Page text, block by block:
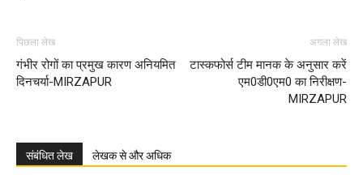
पिछला लेख
गंभीर रोगों का प्रमुख कारण अनियमित
दिनचर्या-MIRZAPUR
अगला लेख
टास्कफोर्स टीम मानक के अनुसार करें
एम0डी0एम0 का निरीक्षण-
MIRZAPUR
संबंधित लेख लेखक से और अधिक